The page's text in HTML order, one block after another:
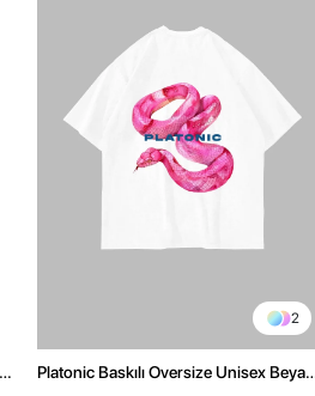
2
Platonic Baskılı Oversize Unisex Beyaz